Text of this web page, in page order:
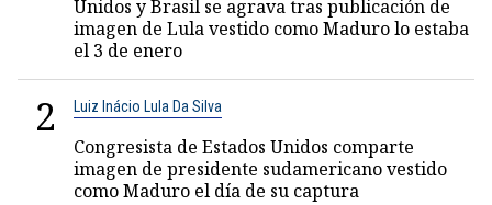
Unidos y Brasil se agrava tras publicación de
imagen de Lula vestido como Maduro lo estaba
el 3 de enero
2 Luiz Inácio Lula Da Silva
Congresista de Estados Unidos comparte
imagen de presidente sudamericano vestido
como Maduro el día de su captura